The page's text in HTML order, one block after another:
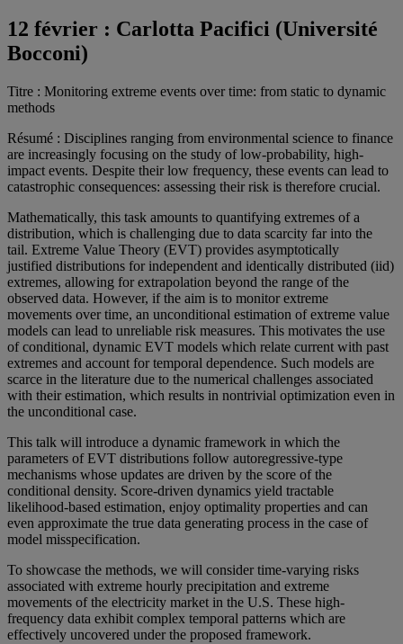
12 février : Carlotta Pacifici (Université
Bocconi)
Titre : Monitoring extreme events over time: from static to dynamic
methods
Résumé : Disciplines ranging from environmental science to finance
are increasingly focusing on the study of low-probability, high-
impact events. Despite their low frequency, these events can lead to
catastrophic consequences: assessing their risk is therefore crucial.
Mathematically, this task amounts to quantifying extremes of a
distribution, which is challenging due to data scarcity far into the
tail. Extreme Value Theory (EVT) provides asymptotically
justified distributions for independent and identically distributed (iid)
extremes, allowing for extrapolation beyond the range of the
observed data. However, if the aim is to monitor extreme
movements over time, an unconditional estimation of extreme value
models can lead to unreliable risk measures. This motivates the use
of conditional, dynamic EVT models which relate current with past
extremes and account for temporal dependence. Such models are
scarce in the literature due to the numerical challenges associated
with their estimation, which results in nontrivial optimization even in
the unconditional case.
This talk will introduce a dynamic framework in which the
parameters of EVT distributions follow autoregressive-type
mechanisms whose updates are driven by the score of the
conditional density. Score-driven dynamics yield tractable
likelihood-based estimation, enjoy optimality properties and can
even approximate the true data generating process in the case of
model misspecification.
To showcase the methods, we will consider time-varying risks
associated with extreme hourly precipitation and extreme
movements of the electricity market in the U.S. These high-
frequency data exhibit complex temporal patterns which are
effectively uncovered under the proposed framework.